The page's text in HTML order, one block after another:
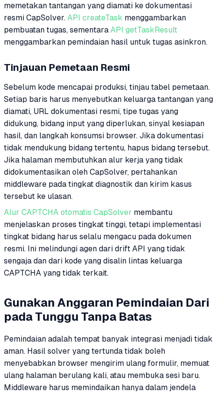
memetakan tantangan yang diamati ke dokumentasi
resmi CapSolver. API createTask menggambarkan
pembuatan tugas, sementara API getTaskResult
menggambarkan pemindaian hasil untuk tugas asinkron.
Tinjauan Pemetaan Resmi
Sebelum kode mencapai produksi, tinjau tabel pemetaan.
Setiap baris harus menyebutkan keluarga tantangan yang
diamati, URL dokumentasi resmi, tipe tugas yang
didukung, bidang input yang diperlukan, sinyal kesiapan
hasil, dan langkah konsumsi browser. Jika dokumentasi
tidak mendukung bidang tertentu, hapus bidang tersebut.
Jika halaman membutuhkan alur kerja yang tidak
didokumentasikan oleh CapSolver, pertahankan
middleware pada tingkat diagnostik dan kirim kasus
tersebut ke ulasan.
Alur CAPTCHA otomatis CapSolver membantu
menjelaskan proses tingkat tinggi, tetapi implementasi
tingkat bidang harus selalu mengacu pada dokumen
resmi. Ini melindungi agen dari drift API yang tidak
sengaja dan dari kode yang disalin lintas keluarga
CAPTCHA yang tidak terkait.
Gunakan Anggaran Pemindaian Dari
pada Tunggu Tanpa Batas
Pemindaian adalah tempat banyak integrasi menjadi tidak
aman. Hasil solver yang tertunda tidak boleh
menyebabkan browser mengirim ulang formulir, memuat
ulang halaman berulang kali, atau membuka sesi baru.
Middleware harus memindaikan hanya dalam jendela